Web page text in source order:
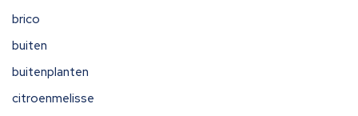
brico
buiten
buitenplanten
citroenmelisse